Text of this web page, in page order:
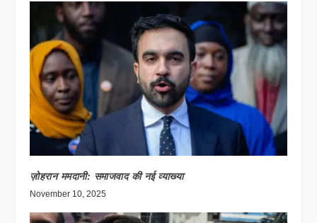
ज़ोहरान ममदानी: समाजवाद की नई व्याख्या
November 10, 2025